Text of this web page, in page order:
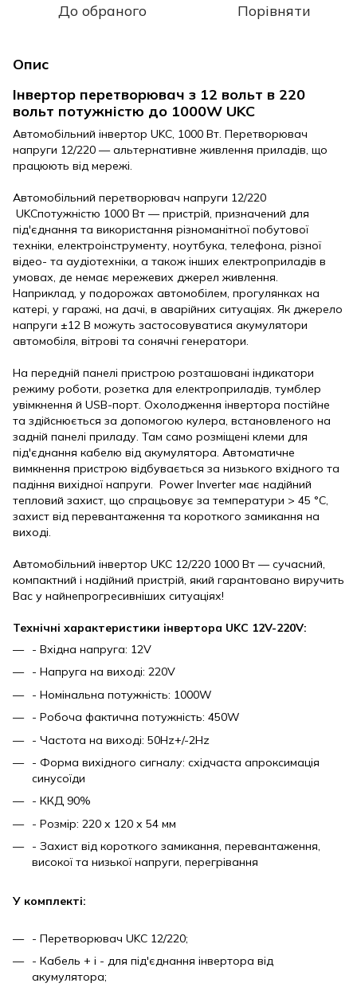
До обраного Порівняти
Опис
Інвертор перетворювач з 12 вольт в 220
вольт потужністю до 1000W UKC
Автомобільний інвертор UKC, 1000 Вт. Перетворювач
напруги 12/220 — альтернативне живлення приладів, що
працюють від мережі.
Автомобільний перетворювач напруги 12/220
UKCпотужністю 1000 Вт — пристрій, призначений для
під'єднання та використання різноманітної побутової
техніки, електроінструменту, ноутбука, телефона, різної
відео- та аудіотехніки, а також інших електроприладів в
умовах, де немає мережевих джерел живлення.
Наприклад, у подорожах автомобілем, прогулянках на
катері, у гаражі, на дачі, в аварійних ситуаціях. Як джерело
напруги ±12 В можуть застосовуватися акумулятори
автомобіля, вітрові та сонячні генератори.
На передній панелі пристрою розташовані індикатори
режиму роботи, розетка для електроприладів, тумблер
увімкнення й USB-порт. Охолодження інвертора постійне
та здійснюється за допомогою кулера, встановленого на
задній панелі приладу. Там само розміщені клеми для
під'єднання кабелю від акумулятора. Автоматичне
вимкнення пристрою відбувається за низького вхідного та
падіння вихідної напруги. Power Inverter має надійний
тепловий захист, що спрацьовує за температури > 45 °C,
захист від перевантаження та короткого замикання на
виході.
Автомобільний інвертор UKC 12/220 1000 Вт — сучасний,
компактний і надійний пристрій, який гарантовано виручить
Вас у найнепрогресивніших ситуаціях!
Технічні характеристики інвертора UKC 12V-220V:
- Вхідна напруга: 12V
- Напруга на виході: 220V
- Номінальна потужність: 1000W
- Робоча фактична потужність: 450W
- Частота на виході: 50Hz+/-2Hz
- Форма вихідного сигналу: східчаста апроксимація
синусоїди
- ККД 90%
- Розмір: 220 х 120 х 54 мм
- Захист від короткого замикання, перевантаження,
високої та низької напруги, перегрівання
У комплекті:
- Перетворювач UKC 12/220;
- Кабель + і - для під'єднання інвертора від
акумулятора;